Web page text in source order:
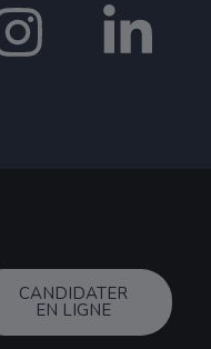
CANDIDATER
EN LIGNE